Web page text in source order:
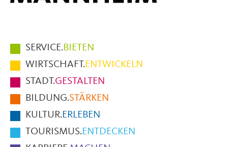
Hauptmenüpunkte
im
Fußbereich
der
Seite
SERVICE.BIETEN
WIRTSCHAFT.ENTWICKELN
STADT.GESTALTEN
BILDUNG.STÄRKEN
KULTUR.ERLEBEN
TOURISMUS.ENTDECKEN